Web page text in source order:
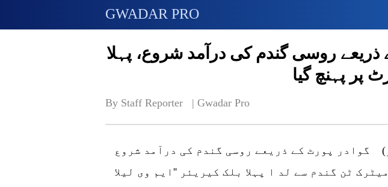
GWADAR PRO
ذریعے روسی گندم کی درآمد شروع، پہلا
پر پہنچ گیا
By Staff Reporter   | Gwadar Pro
گوادر پورٹ کے ذریعے روسی گندم کی درآمد شروع
ہو گئی ہے، 50,000 میٹرک ٹن گندم سے لد ا پہلا بلک کیریئر ''ایم وی لیلا